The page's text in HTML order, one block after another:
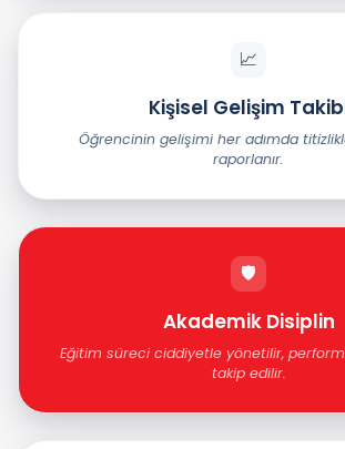
📈
Kişisel Gelişim
Öğrencinin gelişimi her adımda
raporlanır.
🛡️
Akademik Disiplin
Eğitim süreci ciddiyetle yönetilir,
takip edilir.